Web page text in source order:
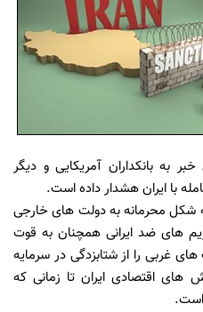
به بانکداران آمریکایی و دیگر
با ایران هشدار داده است.
شکل محرمانه به دولت های خارجی
های ضد ایرانی همچنان به قوت
غربی را از شتابزدگی در سرمایه
اقتصادی ایران تا زمانی که
است.